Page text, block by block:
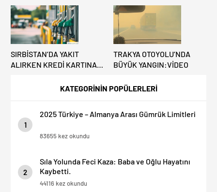
KATEGORİNİN POPÜLERLERİ
1
2025 Türkiye – Almanya Arası Gümrük Limitleri
83655 kez okundu
2
Sıla Yolunda Feci Kaza: Baba ve Oğlu Hayatını
Kaybetti.
44116 kez okundu
KAZANDIRIYOR!
SIRBİSTAN’DA YAKIT
ALIRKEN KREDİ KARTINA
TRAKYA OTOYOLU’NDA
BÜYÜK YANGIN:VİDEO